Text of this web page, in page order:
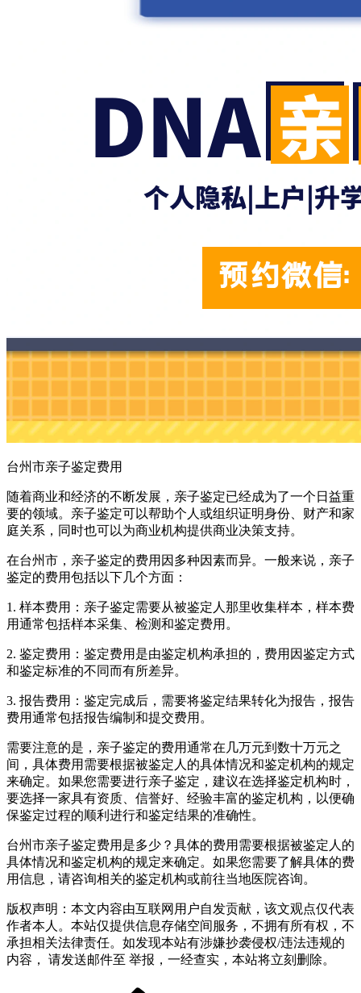
台州市亲子鉴定费用
随着商业和经济的不断发展，亲子鉴定已经成为了一个日益重
要的领域。亲子鉴定可以帮助个人或组织证明身份、财产和家
庭关系，同时也可以为商业机构提供商业决策支持。
在台州市，亲子鉴定的费用因多种因素而异。一般来说，亲子
鉴定的费用包括以下几个方面：
1. 样本费用：亲子鉴定需要从被鉴定人那里收集样本，样本费
用通常包括样本采集、检测和鉴定费用。
2. 鉴定费用：鉴定费用是由鉴定机构承担的，费用因鉴定方式
和鉴定标准的不同而有所差异。
3. 报告费用：鉴定完成后，需要将鉴定结果转化为报告，报告
费用通常包括报告编制和提交费用。
需要注意的是，亲子鉴定的费用通常在几万元到数十万元之
间，具体费用需要根据被鉴定人的具体情况和鉴定机构的规定
来确定。如果您需要进行亲子鉴定，建议在选择鉴定机构时，
要选择一家具有资质、信誉好、经验丰富的鉴定机构，以便确
保鉴定过程的顺利进行和鉴定结果的准确性。
台州市亲子鉴定费用是多少？具体的费用需要根据被鉴定人的
具体情况和鉴定机构的规定来确定。如果您需要了解具体的费
用信息，请咨询相关的鉴定机构或前往当地医院咨询。
版权声明：本文内容由互联网用户自发贡献，该文观点仅代表
作者本人。本站仅提供信息存储空间服务，不拥有所有权，不
承担相关法律责任。如发现本站有涉嫌抄袭侵权/违法违规的
内容， 请发送邮件至 举报，一经查实，本站将立刻删除。